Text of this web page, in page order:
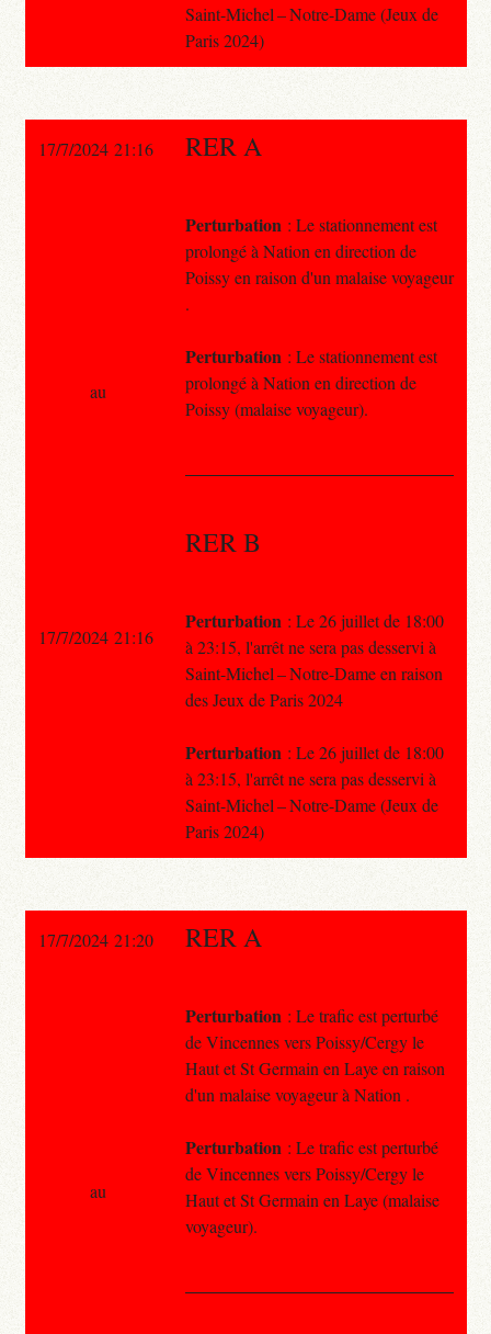
Saint-Michel – Notre-Dame (Jeux de
Paris 2024)
17/7/2024 21:16 RER A
Perturbation : Le stationnement est
prolongé à Nation en direction de
Poissy en raison d'un malaise voyageur
.
Perturbation : Le stationnement est
prolongé à Nation en direction de
Poissy (malaise voyageur).
RER B
Perturbation : Le 26 juillet de 18:00
à 23:15, l'arrêt ne sera pas desservi à
Saint-Michel – Notre-Dame en raison
des Jeux de Paris 2024
Perturbation : Le 26 juillet de 18:00
à 23:15, l'arrêt ne sera pas desservi à
Saint-Michel – Notre-Dame (Jeux de
Paris 2024)
au
17/7/2024 21:16
17/7/2024 21:20 RER A
Perturbation : Le trafic est perturbé
de Vincennes vers Poissy/Cergy le
Haut et St Germain en Laye en raison
d'un malaise voyageur à Nation .
Perturbation : Le trafic est perturbé
de Vincennes vers Poissy/Cergy le
Haut et St Germain en Laye (malaise
voyageur).
au